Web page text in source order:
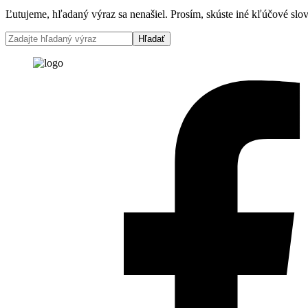
Ľutujeme, hľadaný výraz sa nenašiel. Prosím, skúste iné kľúčové